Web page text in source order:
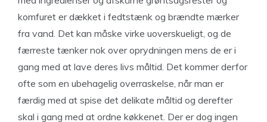
komfuret er dækket i fedtstænk og brændte mærker
fra vand. Det kan måske virke uoverskueligt, og de
færreste tænker nok over oprydningen mens de er i
gang med at lave deres livs måltid. Det kommer derfor
ofte som en ubehagelig overraskelse, når man er
færdig med at spise det delikate måltid og derefter
skal i gang med at ordne køkkenet. Der er dog ingen